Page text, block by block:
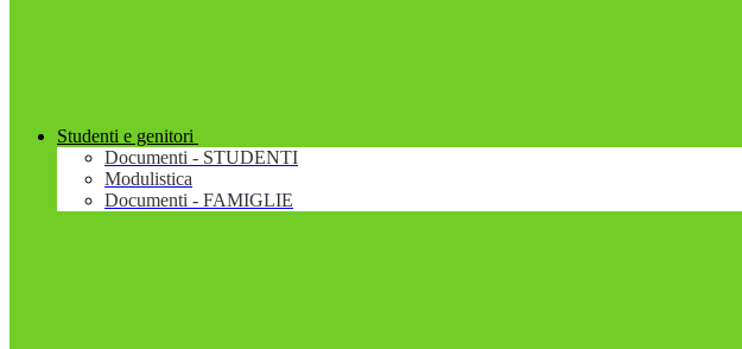
Studenti e genitori
Documenti - STUDENTI
Modulistica
Documenti - FAMIGLIE